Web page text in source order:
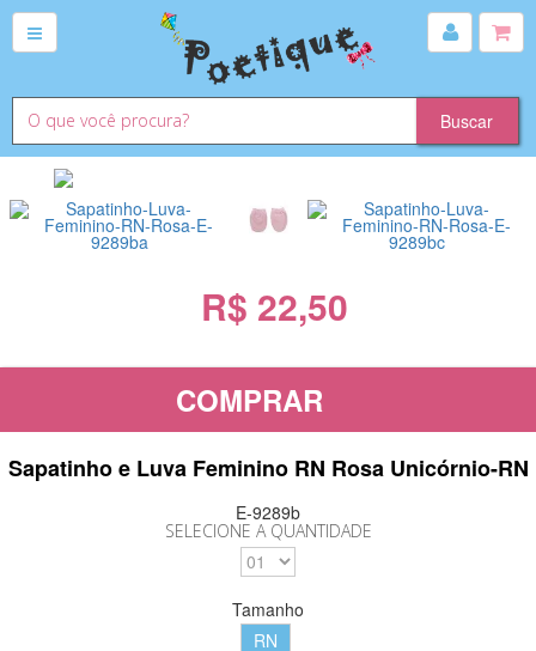
R$ 22,50
COMPRAR
Sapatinho e Luva Feminino RN Rosa Unicórnio-RN
E-9289b
SELECIONE A QUANTIDADE
Tamanho
RN